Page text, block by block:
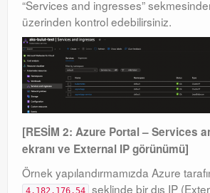
“Services and ingresses”
üzerinden kontrol edebilirsiniz.
[RESİM 2: Azure Portal – Services
ekranı ve External IP görünümü]
Örnek yapılandırmamızda Azure
4.182.176.54 şeklinde bir dış IP